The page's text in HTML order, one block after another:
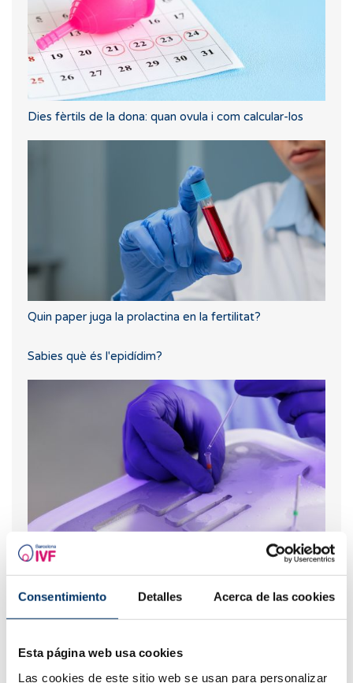
Consentimiento Detalles Acerca de las cookies
Esta página web usa cookies
Las cookies de este sitio web se usan para personalizar
Dies fèrtils de la dona: quan ovula i com calcular-los
Quin paper juga la prolactina en la fertilitat?
Sabies què és l'epidídim?
Preservar la fertilitat amb la vitrificació d'òvuls